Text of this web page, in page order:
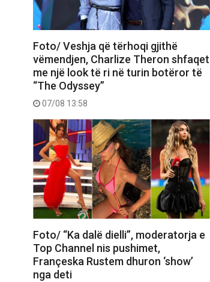
Foto/ Veshja që tërhoqi gjithë
vëmendjen, Charlize Theron shfaqet
me një look të ri në turin botëror të
“The Odyssey”
07/08 13:58
Foto/ “Ka dalë dielli”, moderatorja e
Top Channel nis pushimet,
Françeska Rustem dhuron ‘show’
nga deti